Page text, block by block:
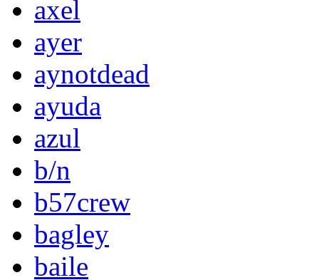
axel
ayer
aynotdead
ayuda
azul
b/n
b57crew
bagley
baile